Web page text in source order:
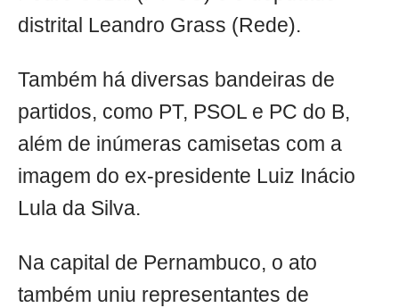
distrital Leandro Grass (Rede).
Também há diversas bandeiras de
partidos, como PT, PSOL e PC do B,
além de inúmeras camisetas com a
imagem do ex-presidente Luiz Inácio
Lula da Silva.
Na capital de Pernambuco, o ato
também uniu representantes de